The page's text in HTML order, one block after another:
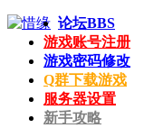
论坛BBS
游戏账号注册
游戏密码修改
Q群下载游戏
服务器设置
新手攻略